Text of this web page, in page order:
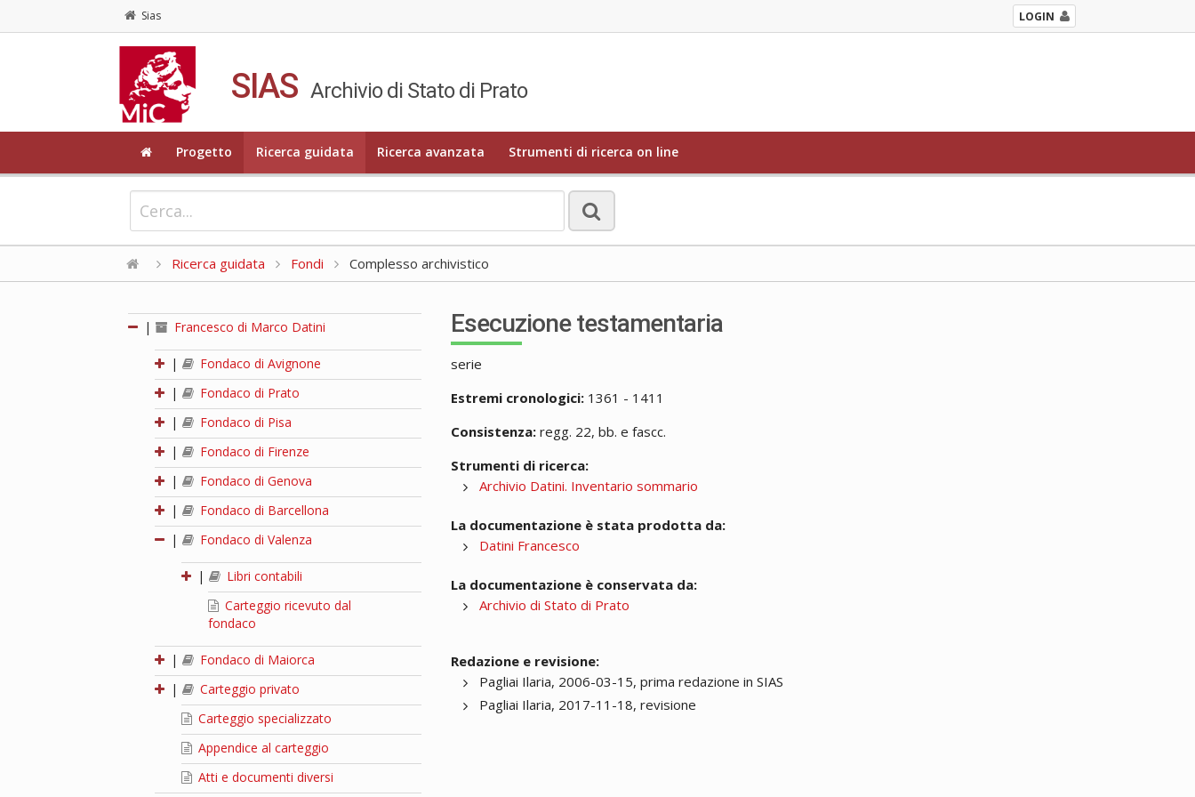
Sias LOGIN
SIAS Archivio di Stato di Prato
Progetto Ricerca guidata Ricerca avanzata Strumenti di ricerca on line
Ricerca guidata Fondi Complesso archivistico
| Francesco di Marco Datini
|
Fondaco di Avignone
|
Fondaco di Prato
|
Fondaco di Pisa
|
Fondaco di Firenze
|
Fondaco di Genova
|
Fondaco di Barcellona
|
Fondaco di Valenza
|
Libri contabili
Carteggio ricevuto dal
fondaco
|
Fondaco di Maiorca
|
Carteggio privato
Carteggio specializzato
Appendice al carteggio
Atti e documenti diversi
Esecuzione testamentaria
serie
Estremi cronologici: 1361 - 1411
Consistenza: regg. 22, bb. e fascc.
Strumenti di ricerca:
Archivio Datini. Inventario sommario
La documentazione è stata prodotta da:
Datini Francesco
La documentazione è conservata da:
Archivio di Stato di Prato
Redazione e revisione:
Pagliai Ilaria, 2006-03-15, prima redazione in SIAS
Pagliai Ilaria, 2017-11-18, revisione